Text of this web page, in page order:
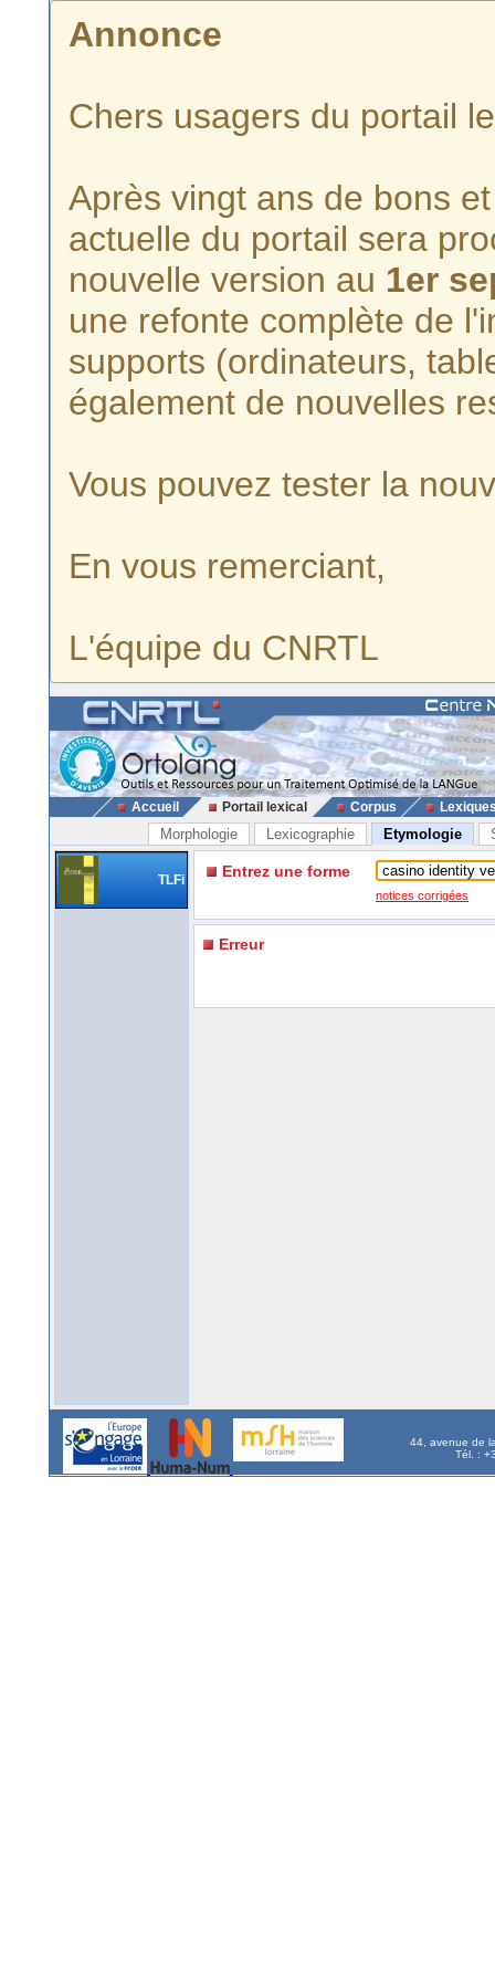
Annonce
Chers usagers du portail
Après vingt ans de bons
actuelle du portail sera
nouvelle version au 1er
une refonte complète de
supports (ordinateurs,
également de nouvelles
Vous pouvez tester la
En vous remerciant,
L'équipe du CNRTL
Accueil Portail lexical Corpus
Morphologie Lexicographie Etymologie
TLFi Entrez une forme
notices corrigées
Erreur
44, avenue de
Tél. :